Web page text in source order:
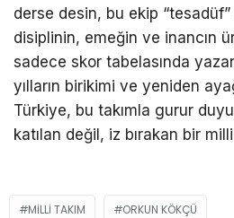
derse desin, bu ekip
disiplinin, emeğin ve inancın
sadece skor tabelasında
yılların birikimi ve yeniden
Türkiye, bu takımla gurur
katılan değil, iz bırakan bir
MILLI TAKIM ORKUN KÖKÇÜ